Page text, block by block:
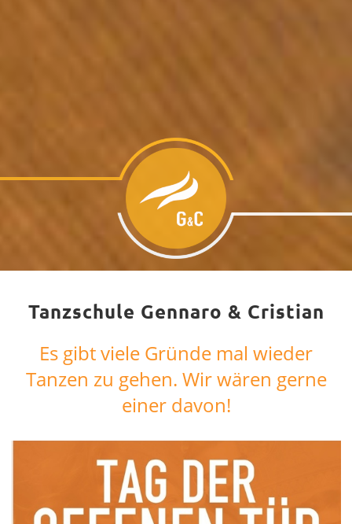
Tanzschule Gennaro & Cristian
Es gibt viele Gründe mal wieder
Tanzen zu gehen. Wir wären gerne
einer davon!